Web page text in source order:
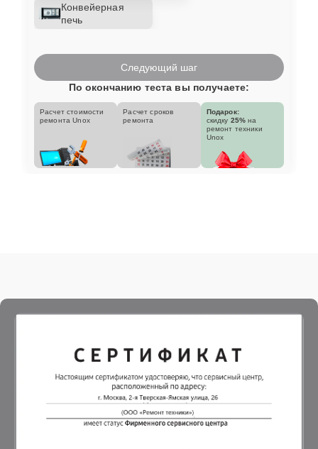
Конвейерная
печь
Следующий шаг
По окончанию теста вы получаете:
Расчет стоимости
ремонта Unox
Расчет сроков
ремонта
Подарок:
скидку 25% на
ремонт техники
Unox